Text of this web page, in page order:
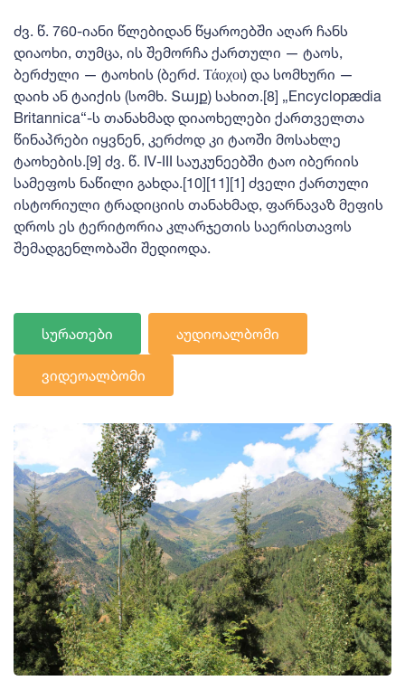
ძვ. წ. 760-იანი წლებიდან წყაროებში აღარ ჩანს
დიაოხი, თუმცა, ის შემორჩა ქართული — ტაოს,
ბერძული — ტაოხის (ბერძ. Τάοχοι) და სომხური —
დაიხ ან ტაიქის (სომხ. Տայք) სახით.[8] „Encyclopædia
Britannica“-ს თანახმად დიაოხელები ქართველთა
წინაპრები იყვნენ, კერძოდ კი ტაოში მოსახლე
ტაოხების.[9] ძვ. წ. IV-III საუკუნეებში ტაო იბერიის
სამეფოს ნაწილი გახდა.[10][11][1] ძველი ქართული
ისტორიული ტრადიციის თანახმად, ფარნავაზ მეფის
დროს ეს ტერიტორია კლარჯეთის საერისთავოს
შემადგენლობაში შედიოდა.
სურათები აუდიოალბომი
ვიდეოალბომი